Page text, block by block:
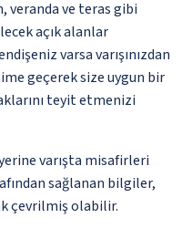
veranda ve teras gibi
açık alanlar
varsa varışınızdan
geçerek size uygun bir
teyit etmenizi
varışta misafirleri
sağlanan bilgiler,
çevrilmiş olabilir.